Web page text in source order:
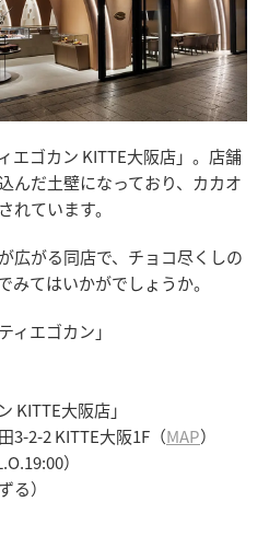
エゴカン KITTE大阪店」。店舗
んだ土壁になっており、カカオ
れています。
広がる同店で、チョコ尽くしの
みてはいかがでしょうか。
エゴカン」
KITTE大阪店」
3-2-2 KITTE大阪1F（MAP）
）
る）